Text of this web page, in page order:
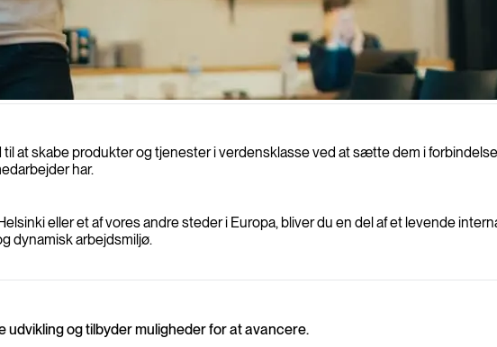
din indsats har en betydelig indflydelse?
at skabe produkter og tjenester i verdensklasse ved at sætte dem i
har.
eller et af vores andre steder i Europa, bliver du en del af et levende
dynamisk arbejdsmiljø.
udvikling og tilbyder muligheder for at avancere.